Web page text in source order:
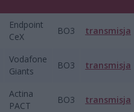
Endpoint
CeX
BO3 transmisja
Vodafone
Giants
BO3 transmisja
Actina
PACT
BO3 transmisja